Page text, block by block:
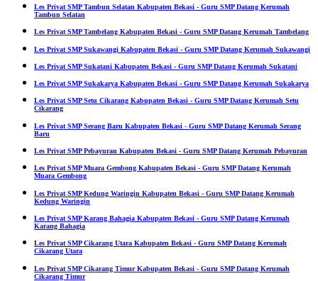
Les Privat SMP Tambun Selatan Kabupaten Bekasi - Guru SMP Datang Kerumah
Tambun Selatan
Les Privat SMP Tambelang Kabupaten Bekasi - Guru SMP Datang Kerumah Tambelang
Les Privat SMP Sukawangi Kabupaten Bekasi - Guru SMP Datang Kerumah Sukawangi
Les Privat SMP Sukatani Kabupaten Bekasi - Guru SMP Datang Kerumah Sukatani
Les Privat SMP Sukakarya Kabupaten Bekasi - Guru SMP Datang Kerumah Sukakarya
Les Privat SMP Setu Cikarang Kabupaten Bekasi - Guru SMP Datang Kerumah Setu
Cikarang
Les Privat SMP Serang Baru Kabupaten Bekasi - Guru SMP Datang Kerumah Serang
Baru
Les Privat SMP Pebayuran Kabupaten Bekasi - Guru SMP Datang Kerumah Pebayuran
Les Privat SMP Muara Gembong Kabupaten Bekasi - Guru SMP Datang Kerumah
Muara Gembong
Les Privat SMP Kedung Waringin Kabupaten Bekasi - Guru SMP Datang Kerumah
Kedung Waringin
Les Privat SMP Karang Bahagia Kabupaten Bekasi - Guru SMP Datang Kerumah
Karang Bahagia
Les Privat SMP Cikarang Utara Kabupaten Bekasi - Guru SMP Datang Kerumah
Cikarang Utara
Les Privat SMP Cikarang Timur Kabupaten Bekasi - Guru SMP Datang Kerumah
Cikarang Timur